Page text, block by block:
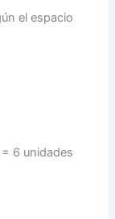
el espacio
6 unidades